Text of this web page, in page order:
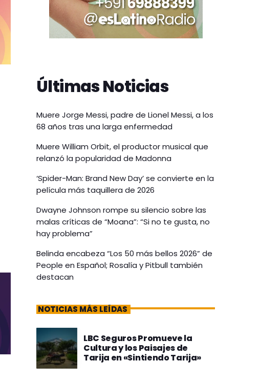
Últimas Noticias
Muere Jorge Messi, padre de Lionel Messi, a los
68 años tras una larga enfermedad
Muere William Orbit, el productor musical que
relanzó la popularidad de Madonna
‘Spider-Man: Brand New Day’ se convierte en la
película más taquillera de 2026
Dwayne Johnson rompe su silencio sobre las
malas críticas de “Moana”: “Si no te gusta, no
hay problema”
Belinda encabeza “Los 50 más bellos 2026” de
People en Español; Rosalía y Pitbull también
destacan
NOTICIAS MÁS LEÍDAS
LBC Seguros Promueve la
Cultura y los Paisajes de
Tarija en «Sintiendo Tarija»